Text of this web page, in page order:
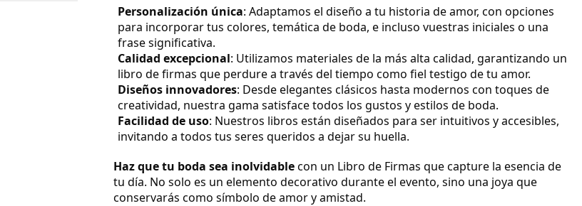
Personalización única: Adaptamos el diseño a tu historia de amor, con opciones
para incorporar tus colores, temática de boda, e incluso vuestras iniciales o una
frase significativa.
Calidad excepcional: Utilizamos materiales de la más alta calidad, garantizando un
libro de firmas que perdure a través del tiempo como fiel testigo de tu amor.
Diseños innovadores: Desde elegantes clásicos hasta modernos con toques de
creatividad, nuestra gama satisface todos los gustos y estilos de boda.
Facilidad de uso: Nuestros libros están diseñados para ser intuitivos y accesibles,
invitando a todos tus seres queridos a dejar su huella.
Haz que tu boda sea inolvidablecon un Libro de Firmas que capture la esencia de
tu día. No solo es un elemento decorativo durante el evento, sino una joya que
conservarás como símbolo de amor y amistad.